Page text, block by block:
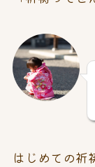
はじめての祈